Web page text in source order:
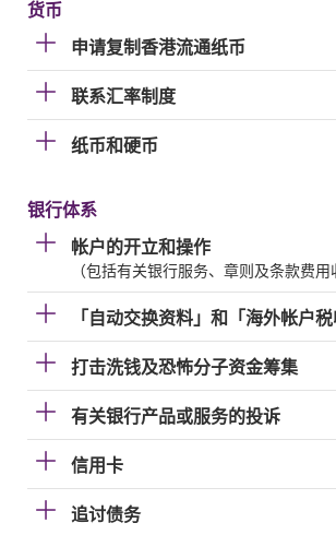
货币
申请复制香港流通纸币
联系汇率制度
纸币和硬币
银行体系
帐户的开立和操作
（包括有关银行服务、章则及条款费用
「自动交换资料」和「海外帐户税
打击洗钱及恐怖分子资金筹集
有关银行产品或服务的投诉
信用卡
追讨债务